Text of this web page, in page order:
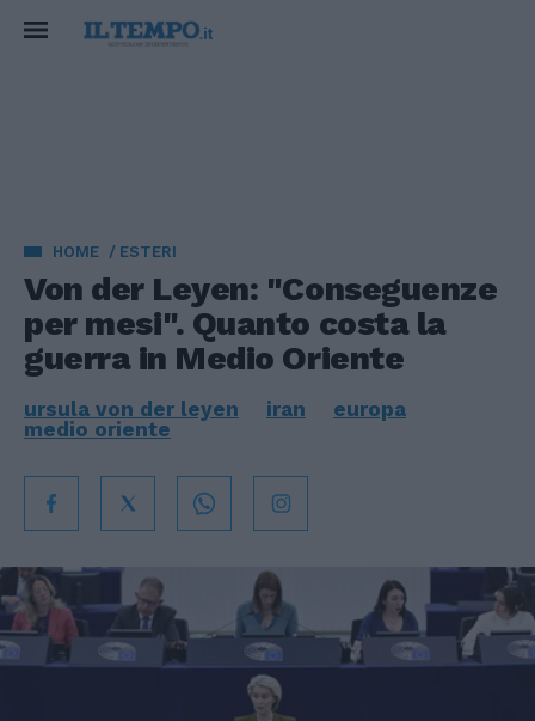
HOME ESTERI
Von der Leyen: "Conseguenze
per mesi". Quanto costa la
guerra in Medio Oriente
ursula von der leyen iran
europa
medio oriente